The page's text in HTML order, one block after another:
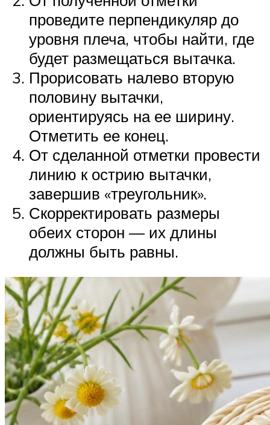
проведите перпендикуляр до
уровня плеча, чтобы найти, где
будет размещаться вытачка.
Прорисовать налево вторую
половину вытачки,
ориентируясь на ее ширину.
Отметить ее конец.
От сделанной отметки провести
линию к острию вытачки,
завершив «треугольник».
Скорректировать размеры
обеих сторон — их длины
должны быть равны.